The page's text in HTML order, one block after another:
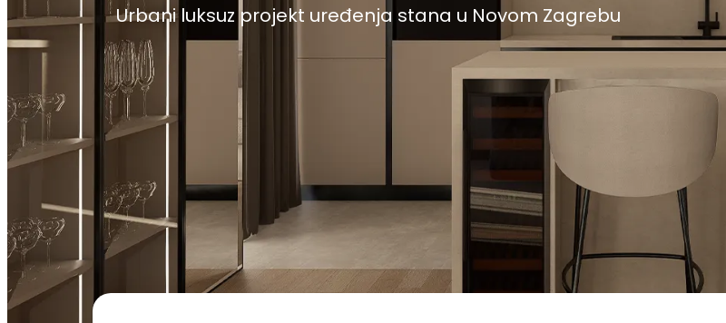
Urbani luksuz projekt uređenja stana u Novom Zagrebu